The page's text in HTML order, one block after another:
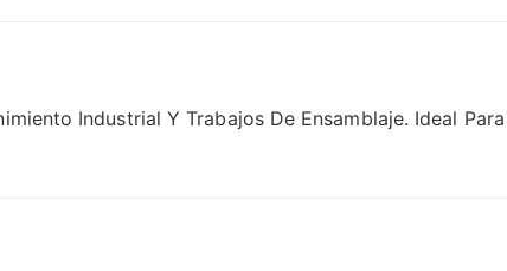
Industrial Y Trabajos De Ensamblaje. Ideal